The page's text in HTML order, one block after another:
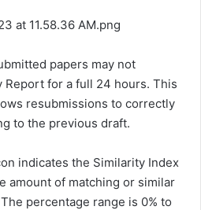
papers may not
Report for a full 24 hours. This
resubmissions to correctly
to the previous draft.
indicates the Similarity Index
amount of matching or similar
percentage range is 0% to